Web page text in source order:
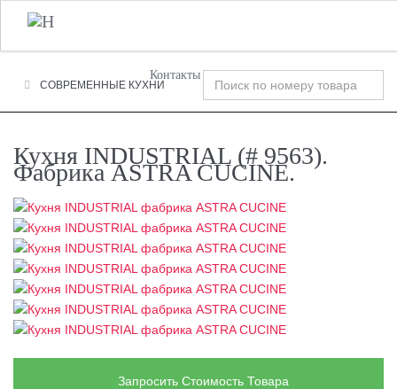
+7 (495) 120-00-58
Контакты
СОВРЕМЕННЫЕ КУХНИ
Кухня INDUSTRIAL (# 9563).
Фабрика ASTRA CUCINE.
Запросить Стоимость Товара